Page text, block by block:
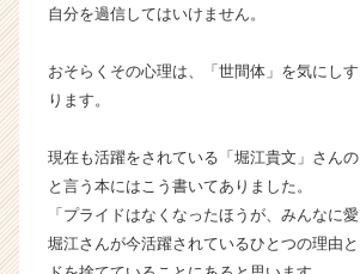
a
自分を過信してはいけません。
おそらくその心理は、「世間体」を気にし
ります。
現在も活躍をされている「堀江貴文」さんの
と言う本にはこう書いてありました。
「プライドはなくなったほうが、みんなに愛
堀江さんが今活躍されているひとつの理由